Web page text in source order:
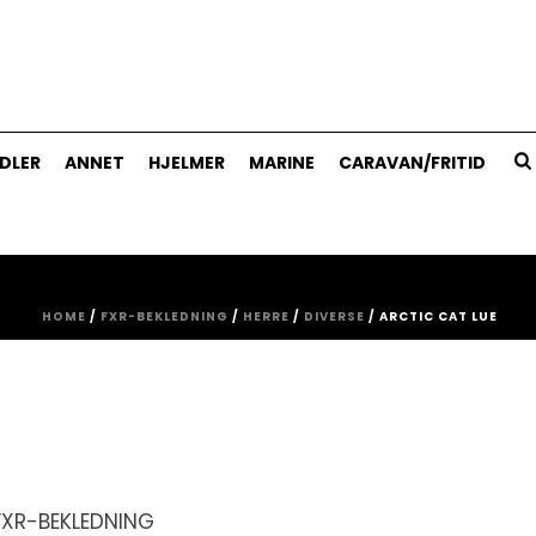
ANNET HJELMER MARINE CARAVAN/FRITID
HOME / FXR-BEKLEDNING / HERRE / DIVERSE / ARCTIC CAT LUE
BEKLEDNING